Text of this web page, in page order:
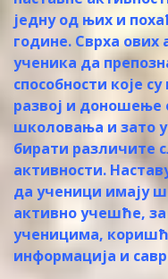
једну од њих и
године. Сврха ових
ученика да
способности које
развој и доношење
школовања и зато
бирати различите
активности.
да ученици имају
активно учешће,
ученицима,
информација и